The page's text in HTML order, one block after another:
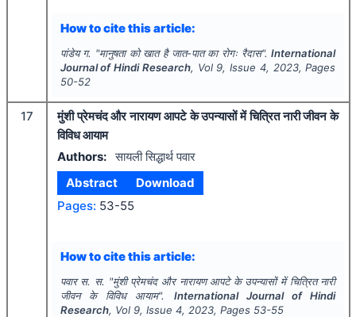
How to cite this article:
पांडेय ग. "मानुषता को खात है जात-पात का रोगः रैदास".International
Journal of Hindi Research, Vol 9, Issue 4, 2023, Pages
50-52
17
मुंशी प्रेमचंद और नारायण आपटे के उपन्यासों में चित्रित नारी जीवन के
विविध आयाम
Authors: सायली सिद्धार्थ पवार
Abstract
Download
Pages: 53-55
How to cite this article:
पवार स. स. "मुंशी प्रेमचंद और नारायण आपटे के उपन्यासों में चित्रित नारी
जीवन के विविध आयाम". International Journal of Hindi
Research, Vol 9, Issue 4, 2023, Pages 53-55